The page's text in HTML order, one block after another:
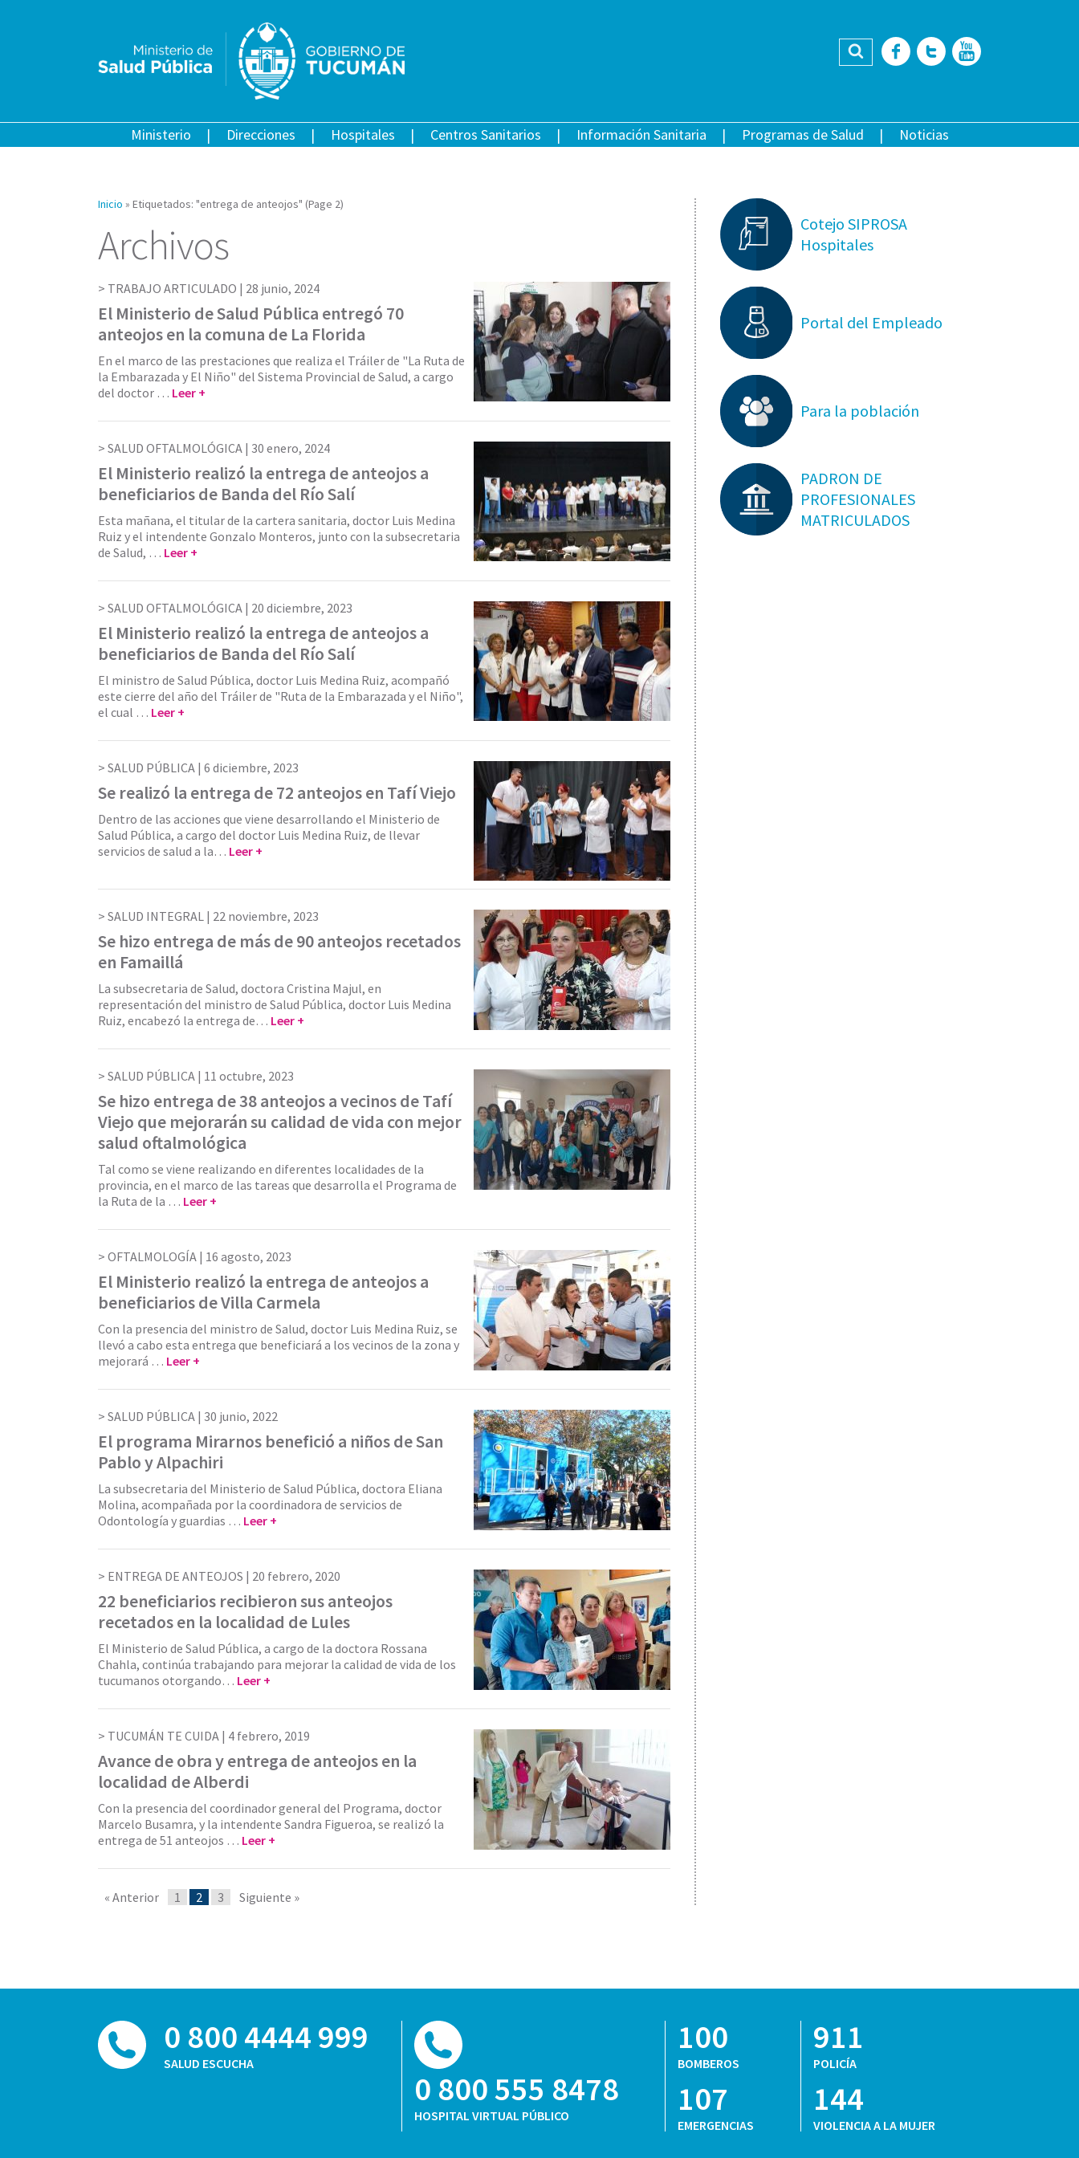
Buscar Facebook
Twitter
Ministerio Direcciones Hospitales Centros Sanitarios Información Sanitaria Programas de Salud Noticias
Inicio » Etiquetados: "entrega de anteojos" (Page 2)
Archivos
TRABAJO ARTICULADO | 28 junio, 2024
El Ministerio de Salud Pública entregó 70
anteojos en la comuna de La Florida
En el marco de las prestaciones que realiza el Tráiler de "La Ruta de
la Embarazada y El Niño" del Sistema Provincial de Salud, a cargo
del doctor … Leer +
SALUD OFTALMOLÓGICA | 30 enero, 2024
El Ministerio realizó la entrega de anteojos a
beneficiarios de Banda del Río Salí
Esta mañana, el titular de la cartera sanitaria, doctor Luis Medina
Ruiz y el intendente Gonzalo Monteros, junto con la subsecretaria
de Salud, … Leer +
SALUD OFTALMOLÓGICA | 20 diciembre, 2023
El Ministerio realizó la entrega de anteojos a
beneficiarios de Banda del Río Salí
El ministro de Salud Pública, doctor Luis Medina Ruiz, acompañó
este cierre del año del Tráiler de "Ruta de la Embarazada y el Niño",
el cual … Leer +
SALUD PÚBLICA | 6 diciembre, 2023
Se realizó la entrega de 72 anteojos en Tafí Viejo
Dentro de las acciones que viene desarrollando el Ministerio de
Salud Pública, a cargo del doctor Luis Medina Ruiz, de llevar
servicios de salud a la… Leer +
SALUD INTEGRAL | 22 noviembre, 2023
Se hizo entrega de más de 90 anteojos recetados
en Famaillá
La subsecretaria de Salud, doctora Cristina Majul, en
representación del ministro de Salud Pública, doctor Luis Medina
Ruiz, encabezó la entrega de… Leer +
SALUD PÚBLICA | 11 octubre, 2023
Se hizo entrega de 38 anteojos a vecinos de Tafí
Viejo que mejorarán su calidad de vida con mejor
salud oftalmológica
Tal como se viene realizando en diferentes localidades de la
provincia, en el marco de las tareas que desarrolla el Programa de
la Ruta de la … Leer +
OFTALMOLOGÍA | 16 agosto, 2023
El Ministerio realizó la entrega de anteojos a
beneficiarios de Villa Carmela
Con la presencia del ministro de Salud, doctor Luis Medina Ruiz, se
llevó a cabo esta entrega que beneficiará a los vecinos de la zona y
mejorará … Leer +
SALUD PÚBLICA | 30 junio, 2022
El programa Mirarnos benefició a niños de San
Pablo y Alpachiri
La subsecretaria del Ministerio de Salud Pública, doctora Eliana
Molina, acompañada por la coordinadora de servicios de
Odontología y guardias … Leer +
ENTREGA DE ANTEOJOS | 20 febrero, 2020
22 beneficiarios recibieron sus anteojos
recetados en la localidad de Lules
El Ministerio de Salud Pública, a cargo de la doctora Rossana
Chahla, continúa trabajando para mejorar la calidad de vida de los
tucumanos otorgando… Leer +
TUCUMÁN TE CUIDA | 4 febrero, 2019
Avance de obra y entrega de anteojos en la
localidad de Alberdi
Con la presencia del coordinador general del Programa, doctor
Marcelo Busamra, y la intendente Sandra Figueroa, se realizó la
entrega de 51 anteojos … Leer +
« Anterior 1 2 3 Siguiente »
Cotejo SIPROSA
Hospitales
Portal del Empleado
Para la población
PADRON DE
PROFESIONALES
MATRICULADOS
0 800 4444 999
SALUD ESCUCHA
0 800 555 8478
HOSPITAL VIRTUAL PÚBLICO
100
BOMBEROS
107
EMERGENCIAS
911
POLICÍA
144
VIOLENCIA A LA MUJER